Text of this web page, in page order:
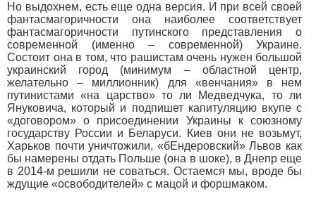
Но выдохнем, есть еще одна версия. И при всей своей
фантасмагоричности она наиболее соответствует
фантасмагоричности путинского представления о
современной (именно – современной) Украине.
Состоит она в том, что рашистам очень нужен большой
украинский город (минимум – областной центр,
желательно – миллионник) для «венчания» в нем
путинистами «на царство» то ли Медведчука, то ли
Януковича, который и подпишет капитуляцию вкупе с
«договором» о присоединении Украины к союзному
государству России и Беларуси. Киев они не возьмут,
Харьков почти уничтожили, «бЕндеровский» Львов как
бы намерены отдать Польше (она в шоке), в Днепр еще
в 2014-м решили не соваться. Остаемся мы, вроде бы
ждущие «освободителей» с мацой и форшмаком.